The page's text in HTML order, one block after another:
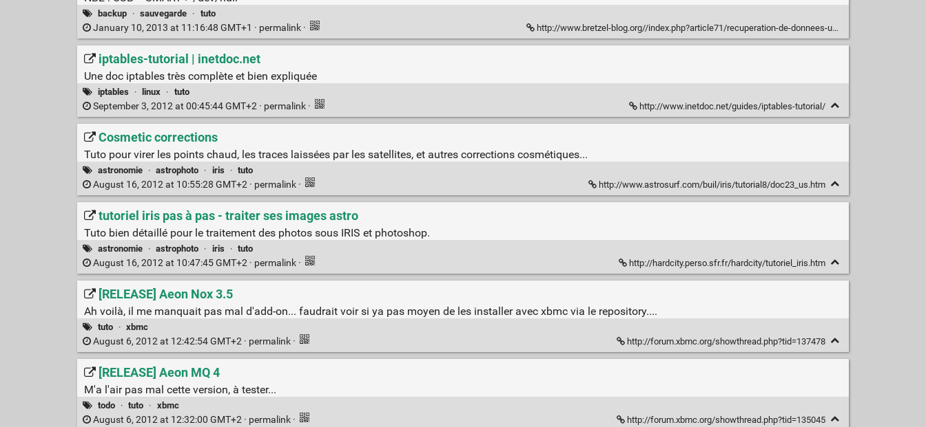
backup · sauvegarde · tuto
January 10, 2013 at 11:16:48 GMT+1 · permalink · http://www.bretzel-blog.org//index.php?article71/recuperation-de-donnees-un-cas-pratique
iptables-tutorial | inetdoc.net
Une doc iptables très complète et bien expliquée
iptables · linux · tuto
September 3, 2012 at 00:45:44 GMT+2 · permalink · http://www.inetdoc.net/guides/iptables-tutorial/
Cosmetic corrections
Tuto pour virer les points chaud, les traces laissées par les satellites, et autres corrections cosmétiques...
astronomie · astrophoto · iris · tuto
August 16, 2012 at 10:55:28 GMT+2 · permalink · http://www.astrosurf.com/buil/iris/tutorial8/doc23_us.htm
tutoriel iris pas à pas - traiter ses images astro
Tuto bien détaillé pour le traitement des photos sous IRIS et photoshop.
astronomie · astrophoto · iris · tuto
August 16, 2012 at 10:47:45 GMT+2 · permalink · http://hardcity.perso.sfr.fr/hardcity/tutoriel_iris.htm
[RELEASE] Aeon Nox 3.5
Ah voilà, il me manquait pas mal d'add-on... faudrait voir si ya pas moyen de les installer avec xbmc via le repository....
tuto · xbmc
August 6, 2012 at 12:42:54 GMT+2 · permalink · http://forum.xbmc.org/showthread.php?tid=137478
[RELEASE] Aeon MQ 4
M'a l'air pas mal cette version, à tester...
todo · tuto · xbmc
August 6, 2012 at 12:32:00 GMT+2 · permalink · http://forum.xbmc.org/showthread.php?tid=135045